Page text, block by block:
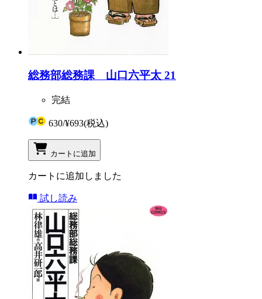
総務部総務課 山口六平太 21
完結
630/¥693(税込)
カートに追加
カートに追加しました
試し読み